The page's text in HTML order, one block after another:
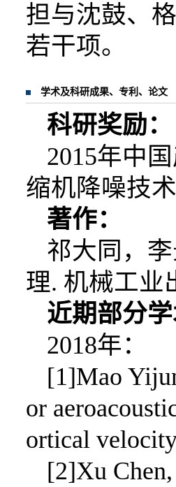
担与沈鼓、
若干项。
学术及科研成果、专利、论文
科研奖励：
2015年中
缩机降噪技
著作：
祁大同，
理. 机械工业
近期部分
2018年：
[1]Mao
or
ortical
[2]Xu